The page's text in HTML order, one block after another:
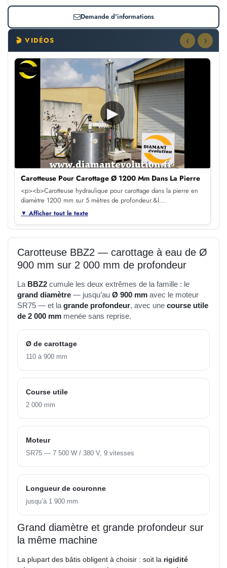
Demande d'informations
🎬 VIDÉOS
▶
Carotteuse Pour Carottage Ø 1200 Mm Dans La Pierre
<p><b>Carotteuse hydraulique pour carottage dans la pierre en
diamètre 1200 mm sur 5 mètres de profondeur.&l…
▼ Afficher tout le texte
‹ ›
Carotteuse BBZ2 — carottage à eau de Ø
900 mm sur 2 000 mm de profondeur
La BBZ2 cumule les deux extrêmes de la famille : le
grand diamètre — jusqu’au Ø 900 mm avec le moteur
SR75 — et la grande profondeur, avec une course utile
de 2 000 mm menée sans reprise.
Ø de carottage
110 à 900 mm
Course utile
2 000 mm
Moteur
SR75 — 7 500 W / 380 V, 9 vitesses
Longueur de couronne
jusqu’à 1 900 mm
Grand diamètre et grande profondeur sur
la même machine
La plupart des bâtis obligent à choisir : soit la rigidité